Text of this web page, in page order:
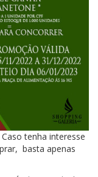
tenha interesse
basta apenas